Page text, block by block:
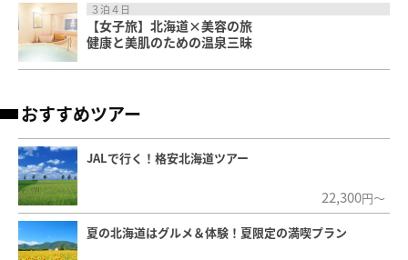
３泊４日
【女子旅】北海道×美容の旅
健康と美肌のための温泉三昧
おすすめツアー
JALで行く！格安北海道ツアー
22,300円～
夏の北海道はグルメ＆体験！夏限定の満喫プラン